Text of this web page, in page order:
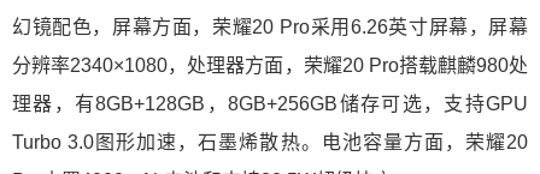
幻镜配色，屏幕方面，荣耀20 Pro采用6.26英寸屏幕，屏幕
分辨率2340×1080，处理器方面，荣耀20 Pro搭载麒麟980处
理器，有8GB+128GB，8GB+256GB储存可选，支持GPU
Turbo 3.0图形加速，石墨烯散热。电池容量方面，荣耀20